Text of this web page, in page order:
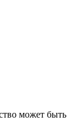
может быть